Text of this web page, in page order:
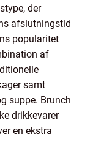
der
afslutningstid
popularitet
af
samt
suppe. Brunch
drikkevarer
en ekstra